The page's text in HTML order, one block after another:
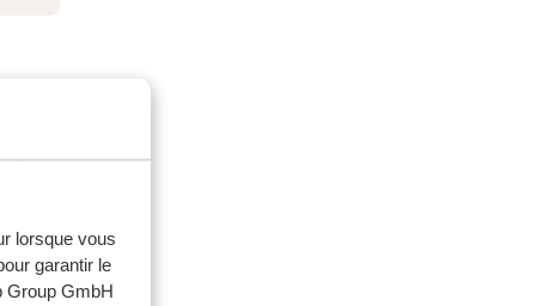
lorsque vous
garantir le
Group GmbH